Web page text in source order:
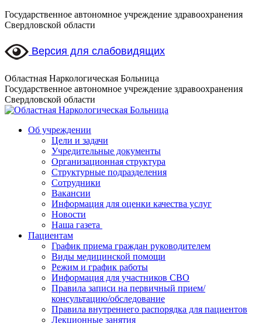
Перейти
к
Государственное автономное учреждение здравоохранения
Свердловской области
Версия для слабовидящих
Областная Наркологическая Больница
Государственное автономное учреждение здравоохранения
Свердловской области
Об учреждении
Цели и задачи
Учредительные документы
Организационная структура
Структурные подразделения
Сотрудники
Вакансии
Информация для оценки качества услуг
Новости
​​Наша газета
Пациентам
График приема граждан руководителем
Виды медицинской помощи
Режим и график работы
Информация для участников СВО
Правила записи на первичный прием/
консультацию/обследование
Правила внутреннего распорядка для пациентов
Лекционные занятия